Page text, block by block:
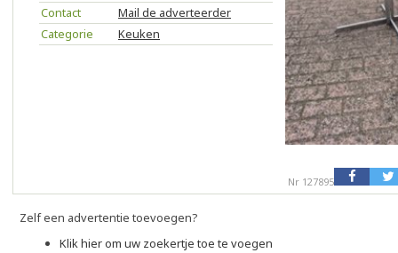
Contact
Mail de adverteerder
Categorie
Keuken
Nr 127895
Zelf een advertentie toevoegen?
Klik hier om uw zoekertje toe te voegen